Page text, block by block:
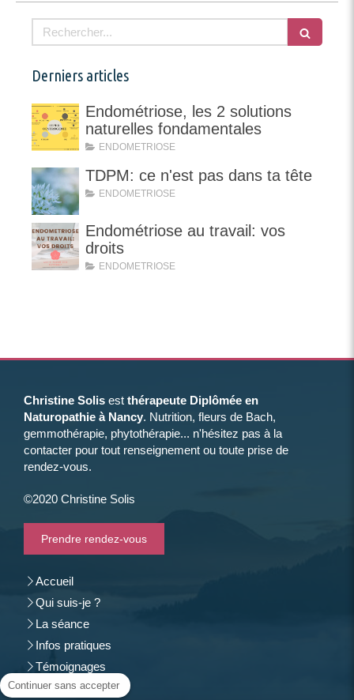
Rechercher
Derniers articles
Endométriose, les 2 solutions
naturelles fondamentales
ENDOMETRIOSE
TDPM: ce n'est pas dans ta tête
ENDOMETRIOSE
Endométriose au travail: vos
droits
ENDOMETRIOSE
Christine Solis est thérapeute Diplômée en
Naturopathie à Nancy. Nutrition, fleurs de Bach,
gemmothérapie, phytothérapie... n'hésitez pas à la
contacter pour tout renseignement ou toute prise de
rendez-vous.
©2020 Christine Solis
Prendre rendez-vous
Accueil
Qui suis-je ?
La séance
Infos pratiques
Témoignages
Contact
Continuer sans accepter